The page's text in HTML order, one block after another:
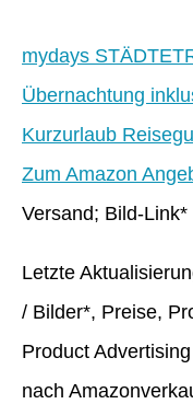
mydays
Übernachtung
Kurzurlaub
Zum Amazon
Versand; Bild-Link*
Letzte
/ Bilder*, Preise,
Product
nach